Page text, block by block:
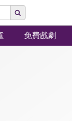
免費戲劇